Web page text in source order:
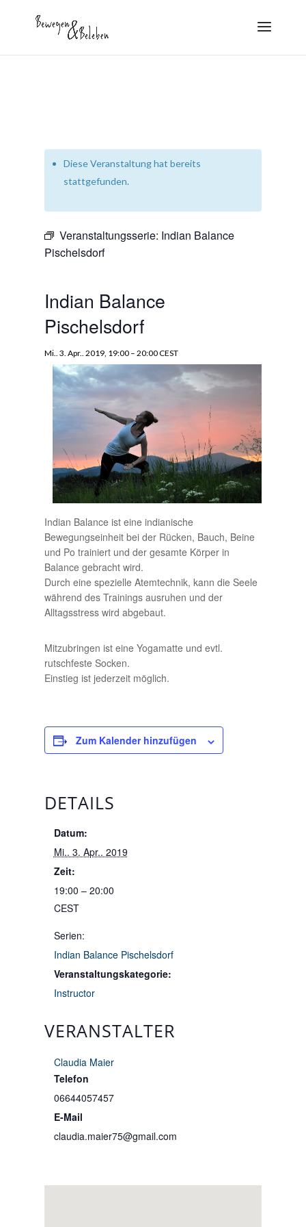
Diese Veranstaltung hat bereits
stattgefunden.
Veranstaltungsserie: Indian Balance
Pischelsdorf
Indian Balance
Pischelsdorf
Mi.. 3. Apr.. 2019, 19:00– 20:00CEST
Indian Balance ist eine indianische
Bewegungseinheit bei der Rücken, Bauch, Beine
und Po trainiert und der gesamte Körper in
Balance gebracht wird.
Durch eine spezielle Atemtechnik, kann die Seele
während des Trainings ausruhen und der
Alltagsstress wird abgebaut.
Mitzubringen ist eine Yogamatte und evtl.
rutschfeste Socken.
Einstieg ist jederzeit möglich.
Zum Kalender hinzufügen
DETAILS
Datum:
Mi.. 3. Apr.. 2019
Zeit:
19:00 – 20:00
CEST
Serien:
Indian Balance Pischelsdorf
Veranstaltungskategorie:
Instructor
VERANSTALTER
Claudia Maier
Telefon
06644057457
E-Mail
claudia.maier75@gmail.com